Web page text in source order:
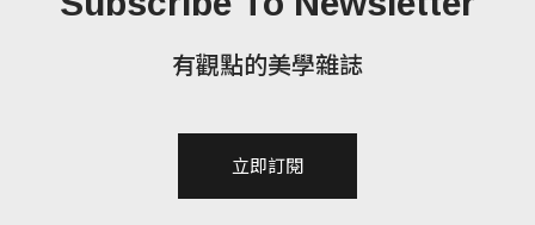
有觀點的美學雜誌
立即訂閱